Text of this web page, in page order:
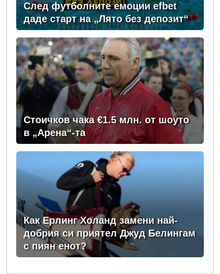
След футболните емоции efbet
даде старт на „Лято без депозит“
Стоичков чака €1.5 млн. от шоуто
в „Арена“-та
Как Ерлинг Холанд замени най-
добрия си приятел Джуд Белингам
с пиян енот?